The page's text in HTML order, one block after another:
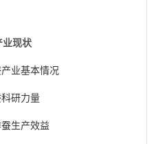
业现状
业基本情况
研力量
生产效益